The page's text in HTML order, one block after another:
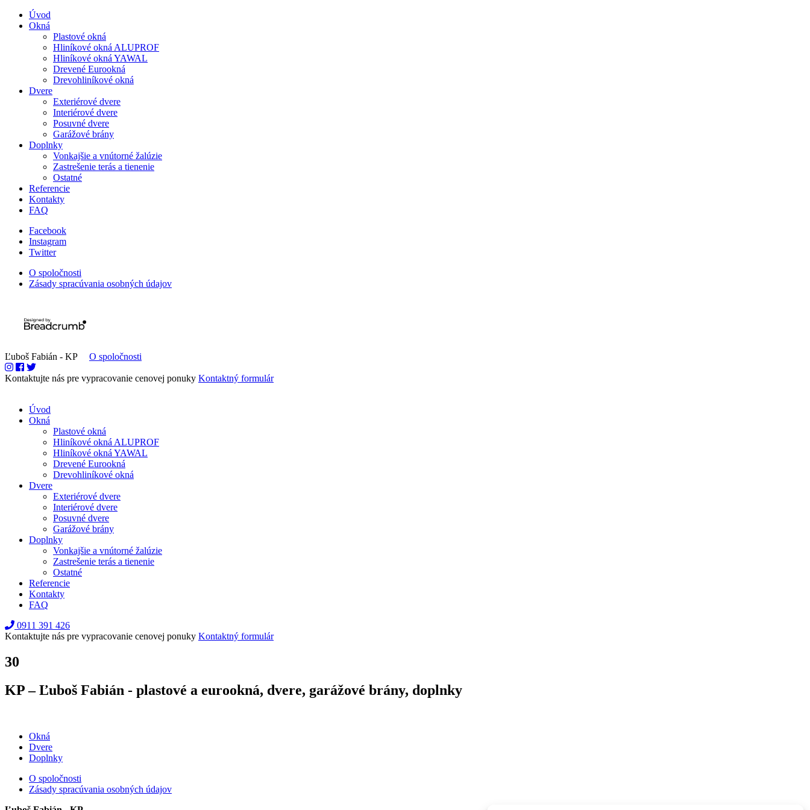
Úvod
Okná
Plastové okná
Hliníkové okná ALUPROF
Hliníkové okná YAWAL
Drevené Eurookná
Drevohliníkové okná
Dvere
Exteriérové dvere
Interiérové dvere
Posuvné dvere
Garážové brány
Doplnky
Vonkajšie a vnútorné žalúzie
Zastrešenie terás a tienenie
Ostatné
Referencie
Kontakty
FAQ
Facebook
Instagram
Twitter
O spoločnosti
Zásady spracúvania osobných údajov
Ľuboš Fabián - KP O spoločnosti
Kontaktujte nás pre vypracovanie cenovej ponuky Kontaktný formulár
Úvod
Okná
Plastové okná
Hliníkové okná ALUPROF
Hliníkové okná YAWAL
Drevené Eurookná
Drevohliníkové okná
Dvere
Exteriérové dvere
Interiérové dvere
Posuvné dvere
Garážové brány
Doplnky
Vonkajšie a vnútorné žalúzie
Zastrešenie terás a tienenie
Ostatné
Referencie
Kontakty
FAQ
0911 391 426
Kontaktujte nás pre vypracovanie cenovej ponuky Kontaktný formulár
30
KP – Ľuboš Fabián - plastové a eurookná, dvere, garážové brány, doplnky
Okná
Dvere
Doplnky
O spoločnosti
Zásady spracúvania osobných údajov